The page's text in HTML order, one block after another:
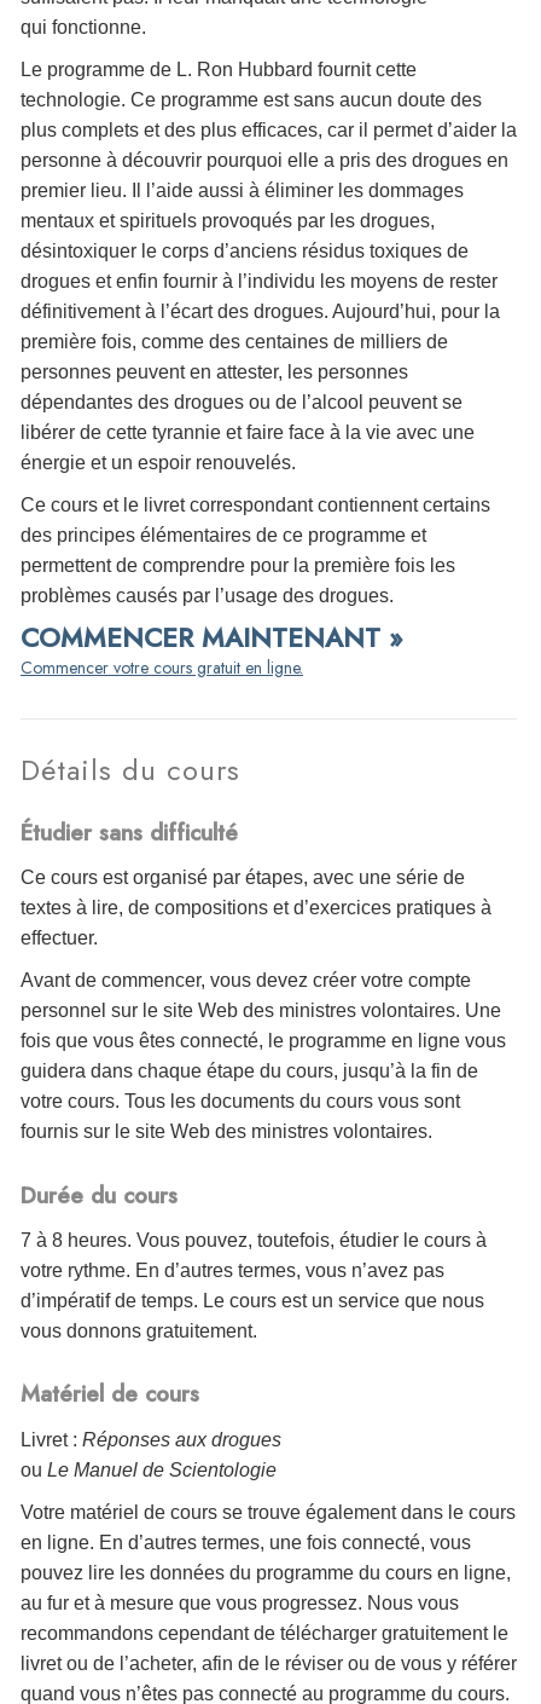
qui fonctionne.
Le programme de L. Ron Hubbard fournit cette
technologie. Ce programme est sans aucun doute des
plus complets et des plus efficaces, car il permet d’aider la
personne à découvrir pourquoi elle a pris des drogues en
premier lieu. Il l’aide aussi à éliminer les dommages
mentaux et spirituels provoqués par les drogues,
désintoxiquer le corps d’anciens résidus toxiques de
drogues et enfin fournir à l’individu les moyens de rester
définitivement à l’écart des drogues. Aujourd’hui, pour la
première fois, comme des centaines de milliers de
personnes peuvent en attester, les personnes
dépendantes des drogues ou de l’alcool peuvent se
libérer de cette tyrannie et faire face à la vie avec une
énergie et un espoir renouvelés.
Ce cours et le livret correspondant contiennent certains
des principes élémentaires de ce programme et
permettent de comprendre pour la première fois les
problèmes causés par l’usage des drogues.
COMMENCER MAINTENANT »
Commencer votre cours gratuit en ligne.
Détails du cours
Étudier sans difficulté
Ce cours est organisé par étapes, avec une série de
textes à lire, de compositions et d’exercices pratiques à
effectuer.
Avant de commencer, vous devez créer votre compte
personnel sur le site Web des ministres volontaires. Une
fois que vous êtes connecté, le programme en ligne vous
guidera dans chaque étape du cours, jusqu’à la fin de
votre cours. Tous les documents du cours vous sont
fournis sur le site Web des ministres volontaires.
Durée du cours
7 à 8 heures. Vous pouvez, toutefois, étudier le cours à
votre rythme. En d’autres termes, vous n’avez pas
d’impératif de temps. Le cours est un service que nous
vous donnons gratuitement.
Matériel de cours
Livret : Réponses aux drogues
ou Le Manuel de Scientologie
Votre matériel de cours se trouve également dans le cours
en ligne. En d’autres termes, une fois connecté, vous
pouvez lire les données du programme du cours en ligne,
au fur et à mesure que vous progressez. Nous vous
recommandons cependant de télécharger gratuitement le
livret ou de l’acheter, afin de le réviser ou de vous y référer
quand vous n’êtes pas connecté au programme du cours.